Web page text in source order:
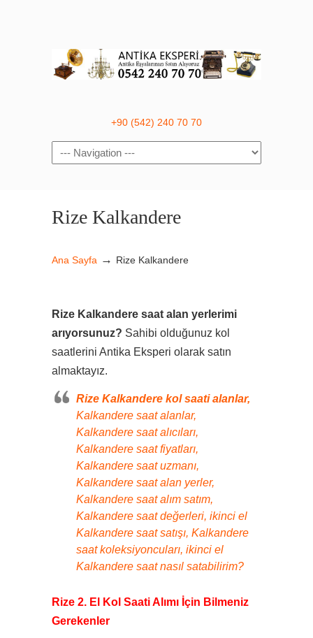
+90 (542) 240 70 70
Navigation
Rize Kalkandere
Ana Sayfa → Rize Kalkandere
Rize Kalkandere saat alan yerlerimi
arıyorsunuz? Sahibi olduğunuz kol
saatlerini Antika Eksperi olarak satın
almaktayız.
Rize Kalkandere kol saati alanlar,
Kalkandere saat alanlar,
Kalkandere saat alıcıları,
Kalkandere saat fiyatları,
Kalkandere saat uzmanı,
Kalkandere saat alan yerler,
Kalkandere saat alım satım,
Kalkandere saat değerleri, ikinci el
Kalkandere saat satışı, Kalkandere
saat koleksiyoncuları, ikinci el
Kalkandere saat nasıl satabilirim?
Rize 2. El Kol Saati Alımı İçin Bilmeniz
Gerekenler